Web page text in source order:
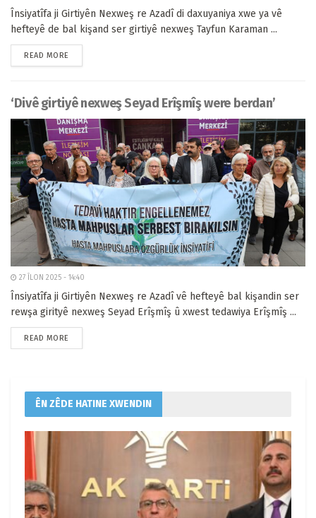
Însiyatîfa ji Girtiyên Nexweş re Azadî di daxuyaniya xwe ya vê
hefteyê de bal kişand ser girtiyê nexweş Tayfun Karaman ...
READ MORE
‘Divê girtiyê nexweş Seyad Erîşmîş were berdan’
27 ÎLON 2025 - 14:40
Însiyatîfa ji Girtiyên Nexweş re Azadî vê hefteyê bal kişandin ser
rewşa girityê nexweş Seyad Erîşmîş û xwest tedawiya Erîşmîş ...
READ MORE
ÊN ZÊDE HATINE XWENDIN